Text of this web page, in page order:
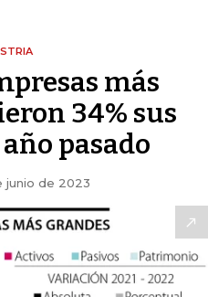
más
34% sus
pasado
junio de 2023